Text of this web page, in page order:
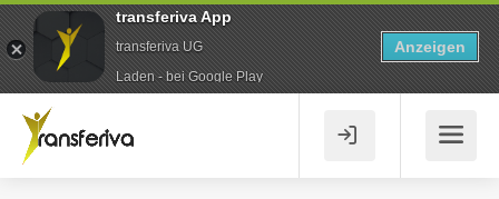
transferiva App
transferiva UG
Laden - bei Google Play
Anzeigen